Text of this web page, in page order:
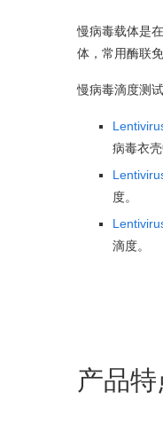
慢病毒载体是
体，常用酶联
慢病毒滴度测
病毒衣
度。
滴度。
产品特